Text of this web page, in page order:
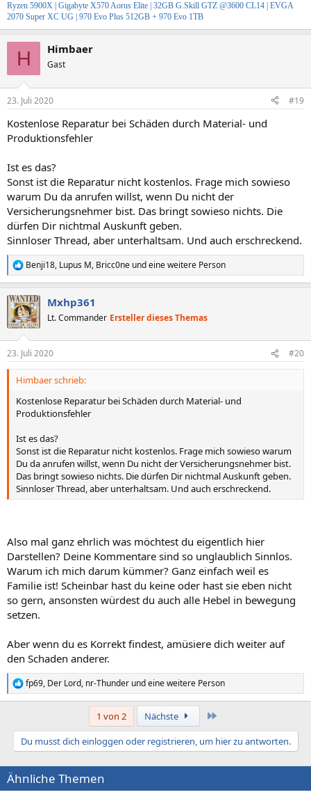
Ryzen 5900X | Gigabyte X570 Aorus Elite 32GB G.Skill GTZ @3600 CL14 EVGA
2070 Super XC UG | 970 Evo Plus 512GB + 970 Evo 1TB
H Himbaer
Gast
23. Juli 2020 #19
Kostenlose Reparatur bei Schäden durch Material- und
Produktionsfehler
Ist es das?
Sonst ist die Reparatur nicht kostenlos. Frage mich sowieso
warum Du da anrufen willst, wenn Du nicht der
Versicherungsnehmer bist. Das bringt sowieso nichts. Die
dürfen Dir nichtmal Auskunft geben.
Sinnloser Thread, aber unterhaltsam. Und auch erschreckend.
R
e
k
t
i
e
n
Benji18, Lupus M, Bricc0ne und eine weitere Person
Mxhp361
Lt. Commander Ersteller dieses Themas
23. Juli 2020 #20
Himbaer schrieb:
Kostenlose Reparatur bei Schäden durch Material- und
Produktionsfehler
Ist es das?
Sonst ist die Reparatur nicht kostenlos. Frage mich sowieso warum
Du da anrufen willst, wenn Du nicht der Versicherungsnehmer bist.
Das bringt sowieso nichts. Die dürfen Dir nichtmal Auskunft geben.
Sinnloser Thread, aber unterhaltsam. Und auch erschreckend.
Also mal ganz ehrlich was möchtest du eigentlich hier
Darstellen? Deine Kommentare sind so unglaublich Sinnlos.
Warum ich mich darum kümmer? Ganz einfach weil es
Familie ist! Scheinbar hast du keine oder hast sie eben nicht
so gern, ansonsten würdest du auch alle Hebel in bewegung
setzen.
Aber wenn du es Korrekt findest, amüsiere dich weiter auf
den Schaden anderer.
R
e
t
o
n
e
fp69, Der Lord, nr-Thunder und eine weitere Person
1 von 2 Nächste
Du musst dich einloggen oder registrieren, um hier zu antworten.
Ähnliche Themen